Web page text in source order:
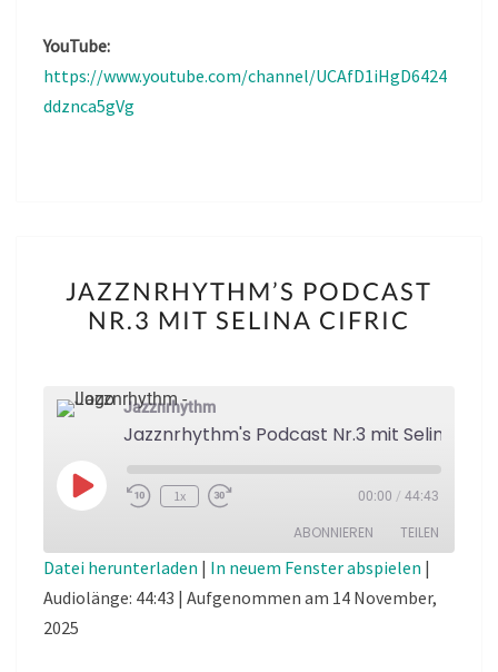
YouTube:
https://www.youtube.com/channel/UCAfD1iHgD6424
ddznca5gVg
PODCAST
NR.3
JAZZNRHYTHM’S PODCAST
NR.3 MIT SELINA CIFRIC
Jazznrhythm
Jazznrhythm's Podcast Nr.3 mit Selina
Play
Episode
1x 00:00 / 44:43
ABONNIEREN TEILEN
Amazon Apple Podcasts
TEILEN
Datei herunterladen | In neuem Fenster abspielen |
Audiolänge: 44:43 | Aufgenommen am 14 November,
2025